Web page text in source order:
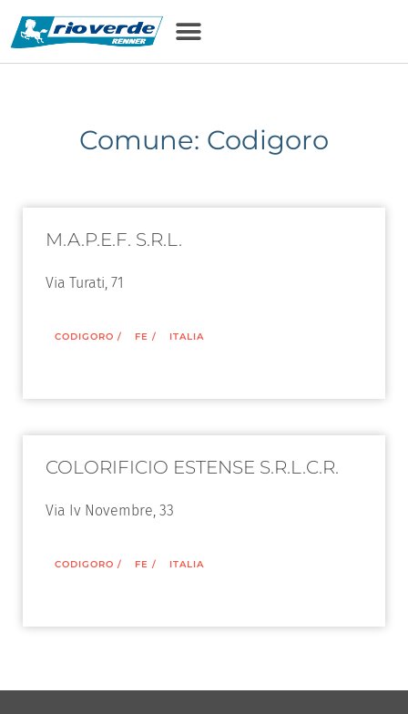
Comune: Codigoro
M.A.P.E.F. S.R.L.
Via Turati, 71
CODIGORO / FE / ITALIA
COLORIFICIO ESTENSE S.R.L.C.R.
Via Iv Novembre, 33
CODIGORO / FE / ITALIA